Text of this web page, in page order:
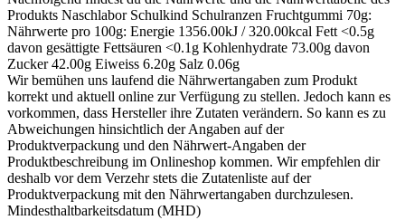
Produkts Naschlabor Schulkind Schulranzen Fruchtgummi 70g:
Nährwerte pro 100g: Energie 1356.00kJ / 320.00kcal Fett <0.5g
davon gesättigte Fettsäuren <0.1g Kohlenhydrate 73.00g davon
Zucker 42.00g Eiweiss 6.20g Salz 0.06g
Wir bemühen uns laufend die Nährwertangaben zum Produkt
korrekt und aktuell online zur Verfügung zu stellen. Jedoch kann es
vorkommen, dass Hersteller ihre Zutaten verändern. So kann es zu
Abweichungen hinsichtlich der Angaben auf der
Produktverpackung und den Nährwert-Angaben der
Produktbeschreibung im Onlineshop kommen. Wir empfehlen dir
deshalb vor dem Verzehr stets die Zutatenliste auf der
Produktverpackung mit den Nährwertangaben durchzulesen.
Mindesthaltbarkeitsdatum (MHD)